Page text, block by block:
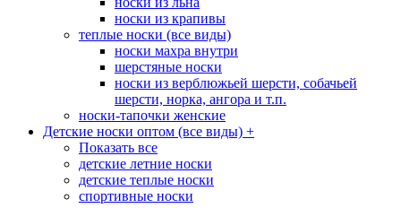
носки из крапивы
теплые носки (все виды)
носки махра внутри
шерстяные носки
носки из верблюжьей шерсти, собачьей
шерсти, норка, ангора и т.п.
носки-тапочки женские
Детские носки оптом (все виды) +
Показать все
детские летние носки
детские теплые носки
спортивные носки